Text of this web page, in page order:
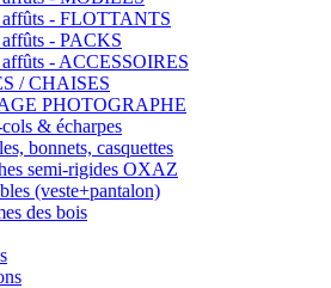
affûts - FLOTTANTS
affûts - PACKS
affûts - ACCESSOIRES
/ CHAISES
PHOTOGRAPHE
& écharpes
bonnets, casquettes
semi-rigides OXAZ
(veste+pantalon)
des bois